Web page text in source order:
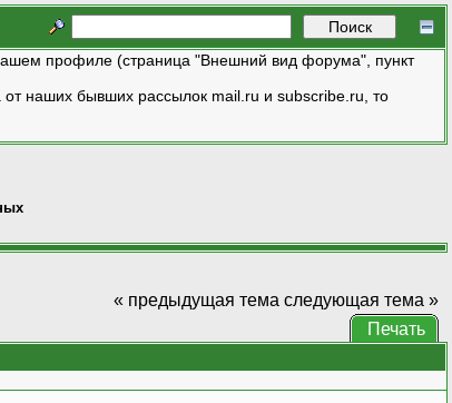
профиле (страница "Внешний вид форума", пункт
наших бывших рассылок mail.ru и subscribe.ru, то
« предыдущая тема следующая тема »
Печать